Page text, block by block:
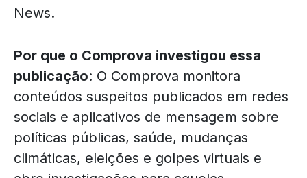
News.
Por que o Comprova investigou essa
publicação: O Comprova monitora
conteúdos suspeitos publicados em redes
sociais e aplicativos de mensagem sobre
políticas públicas, saúde, mudanças
climáticas, eleições e golpes virtuais e